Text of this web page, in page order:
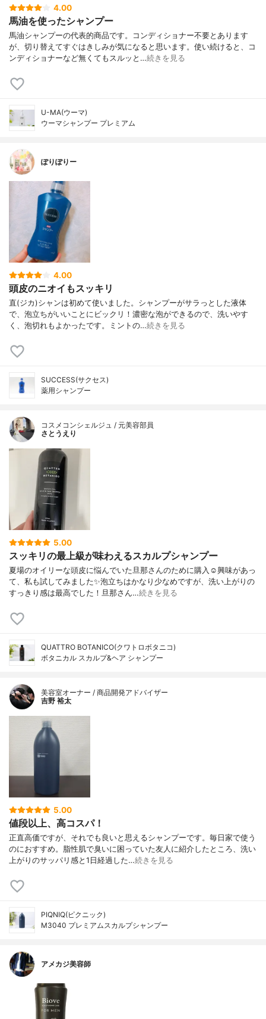
4.00
馬油を使ったシャンプー
馬油シャンプーの代表的商品です。コンディショナー不要とあります
が、切り替えてすぐはきしみが気になると思います。使い続けると、コ
ンディショナーなど無くてもスルッと…続きを見る
U-MA(ウーマ)
ウーマシャンプー プレミアム
ぽりぽりー
4.00
頭皮のニオイもスッキリ
直(ジカ)シャンは初めて使いました。シャンプーがサラっとした液体
で、泡立ちがいいことにビックリ！濃密な泡ができるので、洗いやす
く、泡切れもよかったです。ミントの…続きを見る
SUCCESS(サクセス)
薬用シャンプー
コスメコンシェルジュ / 元美容部員
さとうえり
5.00
スッキリの最上級が味わえるスカルプシャンプー
夏場のオイリーな頭皮に悩んでいた旦那さんのために購入☺興味があっ
て、私も試してみました✨泡立ちはかなり少なめですが、洗い上がりの
すっきり感は最高でした！旦那さん…続きを見る
QUATTRO BOTANICO(クワトロボタニコ)
ボタニカル スカルプ&ヘア シャンプー
美容室オーナー / 商品開発アドバイザー
吉野 裕太
5.00
値段以上、高コスパ！
正直高価ですが、それでも良いと思えるシャンプーです。毎日家で使う
のにおすすめ。脂性肌で臭いに困っていた友人に紹介したところ、洗い
上がりのサッパリ感と1日経過した…続きを見る
PIQNIQ(ピクニック)
M3040 プレミアムスカルプシャンプー
アメカジ美容師